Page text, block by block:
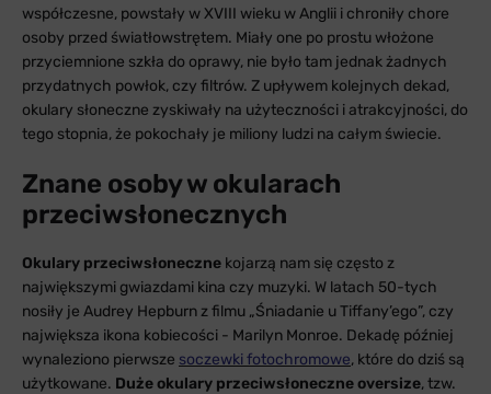
współczesne, powstały w XVIII wieku w Anglii i chroniły chore
osoby przed światłowstrętem. Miały one po prostu włożone
przyciemnione szkła do oprawy, nie było tam jednak żadnych
przydatnych powłok, czy filtrów. Z upływem kolejnych dekad,
okulary słoneczne zyskiwały na użyteczności i atrakcyjności, do
tego stopnia, że pokochały je miliony ludzi na całym świecie.
Znane osoby w okularach
przeciwsłonecznych
Okulary przeciwsłoneczne kojarzą nam się często z
największymi gwiazdami kina czy muzyki. W latach 50-tych
nosiły je Audrey Hepburn z filmu „Śniadanie u Tiffany’ego”, czy
największa ikona kobiecości - Marilyn Monroe. Dekadę później
wynaleziono pierwsze soczewki fotochromowe, które do dziś są
użytkowane. Duże okulary przeciwsłoneczne oversize, tzw.